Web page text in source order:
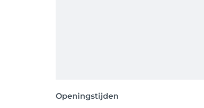
Openingstijden